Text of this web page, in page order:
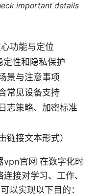
important details
功能与定位
定性和隐私保护
景与注意事项
常见设备支持
志策略、加密标准
链接文本形式）
vpn官网 在数字化时
接对学习、工作、
以实现以下目的：